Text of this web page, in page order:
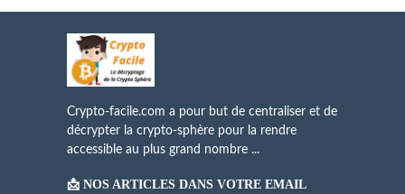
Crypto-facile.com a pour but de centraliser et de
décrypter la crypto-sphère pour la rendre
accessible au plus grand nombre ...
📩 NOS ARTICLES DANS VOTRE EMAIL